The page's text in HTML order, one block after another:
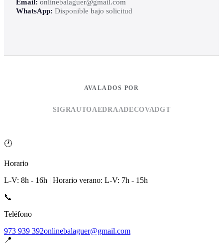
WhatsApp: Disponible bajo solicitud
AVALADOS POR
SIGRAUTOAEDRAADECOVADGT
🕐
Horario
L-V: 8h - 16h | Horario verano: L-V: 7h - 15h
📞
Teléfono
973 939 392onlinebalaguer@gmail.com
📍